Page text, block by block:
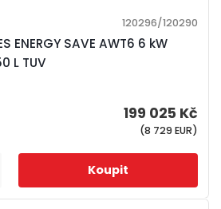
ENERGY SAVE AWT6 6 kW
L TUV
120296/120290
199 025 Kč
(8 729 EUR)